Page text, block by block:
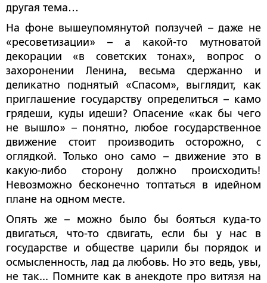
другая тема…
На фоне вышеупомянутой ползучей – даже не
«ресоветизации» – а какой-то мутноватой
декорации «в советских тонах», вопрос о
захоронении Ленина, весьма сдержанно и
деликатно поднятый «Спасом», выглядит, как
приглашение государству определиться – камо
грядеши, куды идеши? Опасение «как бы чего
не вышло» – понятно, любое государственное
движение стоит производить осторожно, с
оглядкой. Только оно само – движение это в
какую-либо сторону должно происходить!
Невозможно бесконечно топтаться в идейном
плане на одном месте.
Опять же – можно было бы бояться куда-то
двигаться, что-то сдвигать, если бы у нас в
государстве и обществе царили бы порядок и
осмысленность, лад да любовь. Но это ведь, увы,
не так... Помните как в анекдоте про витязя на